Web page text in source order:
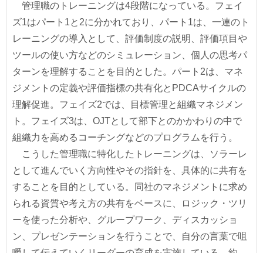
管理職のトレーニングは4段階になっている。フェイ
ズ1はパート1と2に分かれており、パート1は、一連のト
レーニングの導入として、評価制度の説明、評価項目や
ツールの使い方などのシミュレーション、個人の思考パ
ターンを理解することを目的とした。パート2は、マネ
ジメントの定義や評価指標の共有化とPDCAサイクルの
理解促進。フェイズ2では、目標管理と組織マネジメン
ト。フェイズ3は、OJTとして部下とのかかわりの中で
組織力を高めるコーチングなどのプログラムを行う。
こうした管理職に特化したトレーニングは、ソラーレ
として進んでいく方向性やその指針を、具体的に共有を
することを目的としている。同社のマネジメントに求め
られる資質や考え方の共有をベースに、ロジック・ツリ
ーを使った分析や、グループワーク、ディスカッショ
ン、プレゼンテーションを行うことで、自分の言葉で咀